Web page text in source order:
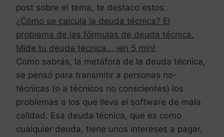
post sobre el tema, te destaco estos:
¿Cómo se calcula la deuda técnica? El
problema de las fórmulas de deuda técnica.
Mide tu deuda técnica… ¡en 5 min!
Como sabrás, la metáfora de la deuda técnica,
se pensó para transmitir a personas no-
técnicas (o a técnicos no conscientes) los
problemas a los que lleva el software de mala
calidad. Esa deuda técnica, que es como
cualquier deuda, tiene unos intereses a pagar,